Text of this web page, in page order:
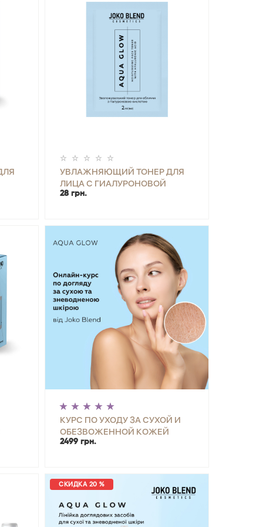
УВЛАЖНЯЮЩИЙ ТОНЕР ДЛЯ
ЛИЦА С ГИАЛУРОНОВОЙ
КИСЛОТОЙ AQUA GLOW JOKO
28 грн.
-
КУРС ПО УХОДУ ЗА СУХОЙ И
ОБЕЗВОЖЕННОЙ КОЖЕЙ
ЛИЦА ОТ BEAUTY ACADEMY
2499 грн.
-
СКИДКА 20 %